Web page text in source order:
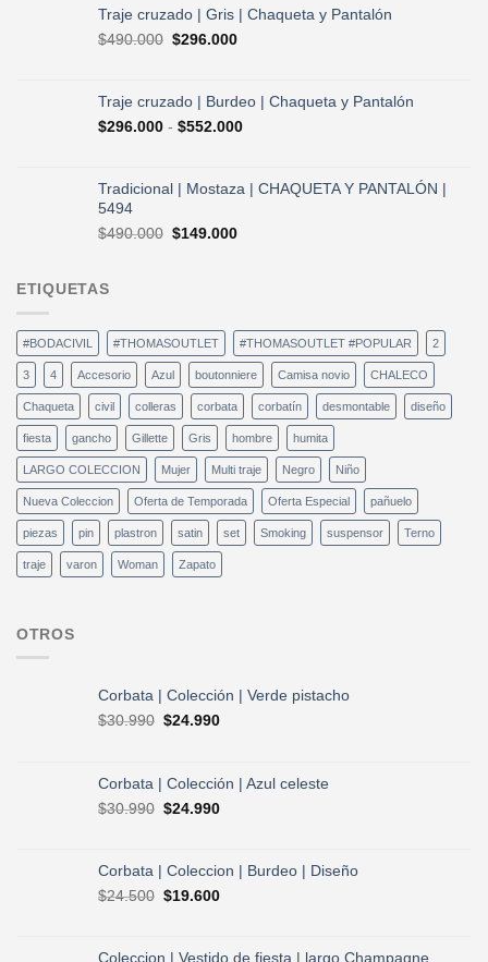
era:
$490.000.
es:
Traje cruzado | Gris | Chaqueta y Pantalón
$490.000 El
era:
$490.000.
$296.000El
es:
Traje cruzado | Burdeo | Chaqueta y Pantalón
$296.000 - $552.000Rango
desde
Tradicional | Mostaza | CHAQUETA Y PANTALÓN |
5494
$490.000 El
$149.000El
ETIQUETAS
#BODACIVIL #THOMASOUTLET #THOMASOUTLET #POPULAR 2
3 4 Accesorio Azul boutonniere Camisa novio CHALECO
Chaqueta civil colleras corbata corbatín desmontable diseño
fiesta gancho Gillette Gris hombre humita
LARGO COLECCION Mujer Multi traje Negro Niño
Nueva Coleccion Oferta de Temporada Oferta Especial pañuelo
piezas pin plastron satin set Smoking suspensor Terno
traje varon Woman Zapato
OTROS
Corbata | Colección | Verde pistacho
$30.990 El
era:
$24.990El
es:
$24.990.
Corbata | Colección | Azul celeste
$30.990 El
era:
$30.990.
$24.990El
es:
Corbata | Coleccion | Burdeo | Diseño
$24.500 El
era:
$19.600El
es:
Coleccion | Vestido de fiesta | largo Champagne